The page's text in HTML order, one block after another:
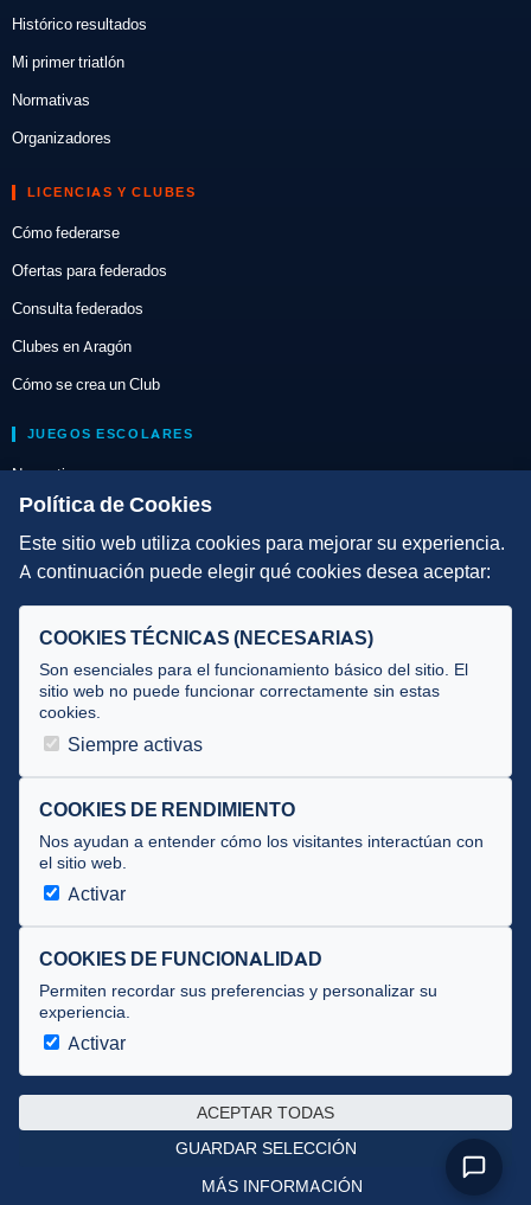
Histórico resultados
Mi primer triatlón
Normativas
Organizadores
LICENCIAS Y CLUBES
Cómo federarse
Ofertas para federados
Consulta federados
Clubes en Aragón
Cómo se crea un Club
JUEGOS ESCOLARES
Normativa
Escuelas de Triatlón
DIRECCIÓN TÉCNICA
Criterios
Selecciones
Tecnificación
JUECES Y OFICIALES
Comité de jueces
Documentos
Cursos
Circulares oficiales
Convocatorias y Equipaciones
Av. José Atarés 101, semisótano. 50018 Zaragoza
Privacidad · Cookies
Desarrollado por theflyingdevil.com
Política de Cookies
Este sitio web utiliza cookies para mejorar su experiencia.
A continuación puede elegir qué cookies desea aceptar:
COOKIES TÉCNICAS (NECESARIAS)
Son esenciales para el funcionamiento básico del sitio. El
sitio web no puede funcionar correctamente sin estas
cookies.
Siempre activas
COOKIES DE RENDIMIENTO
Nos ayudan a entender cómo los visitantes interactúan con
el sitio web.
Activar
COOKIES DE FUNCIONALIDAD
Permiten recordar sus preferencias y personalizar su
experiencia.
Activar
ACEPTAR TODAS
GUARDAR SELECCIÓN
MÁS INFORMACIÓN